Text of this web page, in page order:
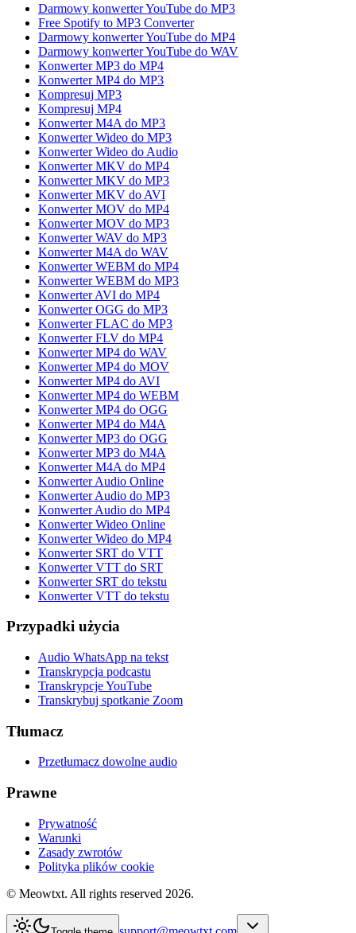
Darmowy konwerter YouTube do MP3
Free Spotify to MP3 Converter
Darmowy konwerter YouTube do MP4
Darmowy konwerter YouTube do WAV
Konwerter MP3 do MP4
Konwerter MP4 do MP3
Kompresuj MP3
Kompresuj MP4
Konwerter M4A do MP3
Konwerter Wideo do MP3
Konwerter Wideo do Audio
Konwerter MKV do MP4
Konwerter MKV do MP3
Konwerter MKV do AVI
Konwerter MOV do MP4
Konwerter MOV do MP3
Konwerter WAV do MP3
Konwerter M4A do WAV
Konwerter WEBM do MP4
Konwerter WEBM do MP3
Konwerter AVI do MP4
Konwerter OGG do MP3
Konwerter FLAC do MP3
Konwerter FLV do MP4
Konwerter MP4 do WAV
Konwerter MP4 do MOV
Konwerter MP4 do AVI
Konwerter MP4 do WEBM
Konwerter MP4 do OGG
Konwerter MP4 do M4A
Konwerter MP3 do OGG
Konwerter MP3 do M4A
Konwerter M4A do MP4
Konwerter Audio Online
Konwerter Audio do MP3
Konwerter Audio do MP4
Konwerter Wideo Online
Konwerter Wideo do MP4
Konwerter SRT do VTT
Konwerter VTT do SRT
Konwerter SRT do tekstu
Konwerter VTT do tekstu
Przypadki użycia
Audio WhatsApp na tekst
Transkrypcja podcastu
Transkrypcje YouTube
Transkrybuj spotkanie Zoom
Tłumacz
Przetłumacz dowolne audio
Prawne
Prywatność
Warunki
Zasady zwrotów
Polityka plików cookie
© Meowtxt. All rights reserved 2026.